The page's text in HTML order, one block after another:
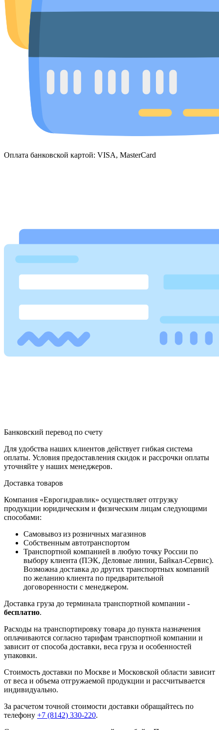
Оплата банковской картой: VISA, MasterCard
Банковский перевод по счету
Для удобства наших клиентов действует гибкая система
оплаты. Условия предоставления скидок и рассрочки оплаты
уточняйте у наших менеджеров.
Доставка товаров
Компания «Еврогидравлик» осуществляет отгрузку
продукции юридическим и физическим лицам следующими
способами:
Самовывоз из розничных магазинов
Собственным автотранспортом
Транспортной компанией в любую точку России по
выбору клиента (ПЭК, Деловые линии, Байкал-Сервис).
Возможна доставка до других транспортных компаний
по желанию клиента по предварительной
договоренности с менеджером.
Доставка груза до терминала транспортной компании -
бесплатно.
Расходы на транспортировку товара до пункта назначения
оплачиваются согласно тарифам транспортной компании и
зависит от способа доставки, веса груза и особенностей
упаковки.
Стоимость доставки по Москве и Московской области зависит
от веса и объема отгружаемой продукции и рассчитывается
индивидуально.
За расчетом точной стоимости доставки обращайтесь по
телефону +7 (8142) 330-220.